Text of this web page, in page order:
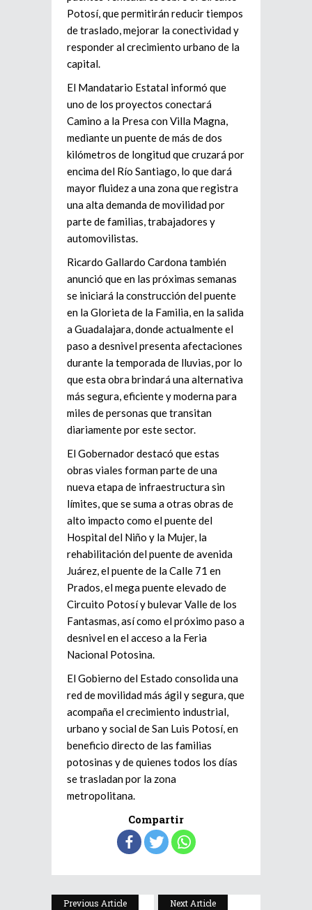
Potosí, que permitirán reducir tiempos
de traslado, mejorar la conectividad y
responder al crecimiento urbano de la
capital.
El Mandatario Estatal informó que
uno de los proyectos conectará
Camino a la Presa con Villa Magna,
mediante un puente de más de dos
kilómetros de longitud que cruzará por
encima del Río Santiago, lo que dará
mayor fluidez a una zona que registra
una alta demanda de movilidad por
parte de familias, trabajadores y
automovilistas.
Ricardo Gallardo Cardona también
anunció que en las próximas semanas
se iniciará la construcción del puente
en la Glorieta de la Familia, en la salida
a Guadalajara, donde actualmente el
paso a desnivel presenta afectaciones
durante la temporada de lluvias, por lo
que esta obra brindará una alternativa
más segura, eficiente y moderna para
miles de personas que transitan
diariamente por este sector.
El Gobernador destacó que estas
obras viales forman parte de una
nueva etapa de infraestructura sin
límites, que se suma a otras obras de
alto impacto como el puente del
Hospital del Niño y la Mujer, la
rehabilitación del puente de avenida
Juárez, el puente de la Calle 71 en
Prados, el mega puente elevado de
Circuito Potosí y bulevar Valle de los
Fantasmas, así como el próximo paso a
desnivel en el acceso a la Feria
Nacional Potosina.
El Gobierno del Estado consolida una
red de movilidad más ágil y segura, que
acompaña el crecimiento industrial,
urbano y social de San Luis Potosí, en
beneficio directo de las familias
potosinas y de quienes todos los días
se trasladan por la zona
metropolitana.
Compartir
Previous Article Next Article